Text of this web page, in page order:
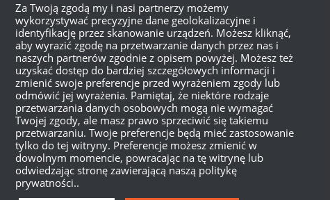
{} [+]
Dowiedz się, w jaki sposób przetwarzane są dane Twoich
Za Twoją zgodą my i nasi partnerzy możemy
wykorzystywać precyzyjne dane geolokalizacyjne i
identyfikację przez skanowanie urządzeń. Możesz kliknąć,
aby wyrazić zgodę na przetwarzanie danych przez nas i
naszych partnerów zgodnie z opisem powyżej. Możesz też
uzyskać dostęp do bardziej szczegółowych informacji i
zmienić swoje preferencje przed wyrażeniem zgody lub
odmówić jej wyrażenia. Pamiętaj, że niektóre rodzaje
przetwarzania danych osobowych mogą nie wymagać
Twojej zgody, ale masz prawo sprzeciwić się takiemu
przetwarzaniu. Twoje preferencje będą mieć zastosowanie
tylko do tej witryny. Preferencje możesz zmienić w
dowolnym momencie, powracając na tę witrynę lub
odwiedzając stronę zawierającą naszą politykę
prywatności..